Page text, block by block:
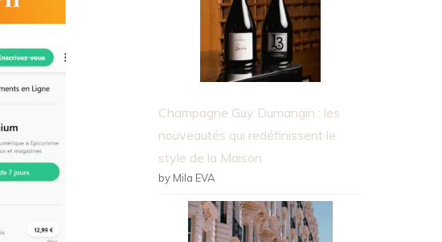
Champagne Guy Dumangin : les
nouveautés qui redéfinissent le
style de la Maison
by Mila EVA